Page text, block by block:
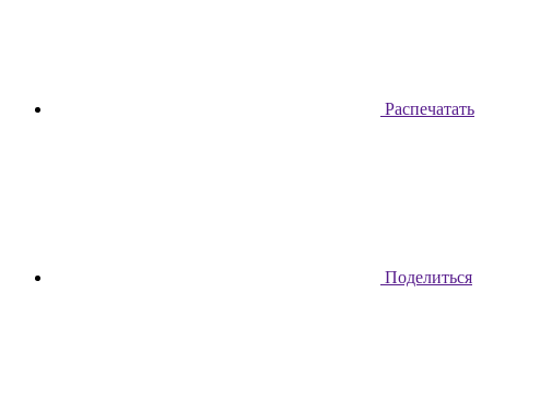
Распечатать
Поделиться